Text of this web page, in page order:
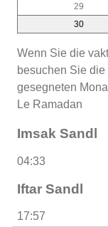
29
30
Wenn Sie die
besuchen Sie
gesegneten
Le Ramadan
Imsak Sandl
04:33
Iftar Sandl
17:57